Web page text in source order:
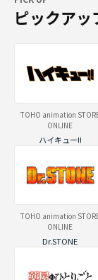
ピックアッ
TOHO animation
ONLINE
ハイキュー!!
TOHO animation
ONLINE
Dr.STONE